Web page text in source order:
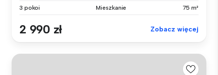
3 pokoi Mieszkanie 75 m²
2 990 zł Zobacz więcej